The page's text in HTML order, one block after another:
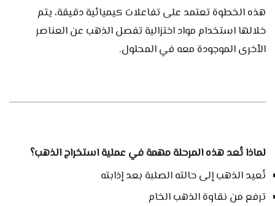
هذه الخطوة تعتمد على تفاعلات كيميائية دقيقة، يتم
خلالها استخدام مواد اختزالية تفصل الذهب عن العناصر
الأخرى الموجودة معه في المحلول.
لماذا تُعد هذه المرحلة مهمة في عملية استخراج الذهب؟
تُعيد الذهب إلى حالته الصلبة بعد إذابته
ترفع من نقاوة الذهب الخام